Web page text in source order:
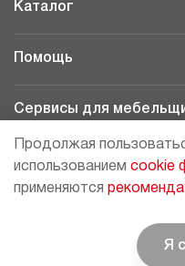
Каталог
Помощь
Сервисы для
© BOYARD | Решение для
МОСКВА - ШОУРУМ/
Продолжая
использованием cookie
применяются
Я